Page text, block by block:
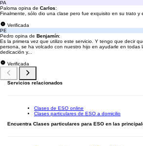
PA
Paloma opina de Carlos:
Finalmente, sólo dio una clase pero fue exquisito en su trato y
Verificada
PE
Pedro opina de Benjamín:
Es la primera vez que utilizo este servicio. Y tengo que decir
persona, se ha volcado con nuestro hijo en ayudarle en todas
dedicación y...
Verificada
Servicios relacionados
Clases de ESO online
Clases particulares de ESO a domicilio
Encuentra Clases particulares para ESO en las